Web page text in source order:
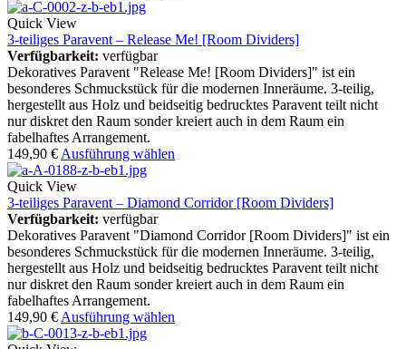
Quick View
3-teiliges Paravent – Release Me! [Room Dividers]
Verfügbarkeit: verfügbar
Dekoratives Paravent "Release Me! [Room Dividers]" ist ein
besonderes Schmuckstück für die modernen Inneräume. 3-teilig,
hergestellt aus Holz und beidseitig bedrucktes Paravent teilt nicht
nur diskret den Raum sonder kreiert auch in dem Raum ein
fabelhaftes Arrangement.
149,90 € Ausführung wählen
Quick View
3-teiliges Paravent – Diamond Corridor [Room Dividers]
Verfügbarkeit: verfügbar
Dekoratives Paravent "Diamond Corridor [Room Dividers]" ist ein
besonderes Schmuckstück für die modernen Inneräume. 3-teilig,
hergestellt aus Holz und beidseitig bedrucktes Paravent teilt nicht
nur diskret den Raum sonder kreiert auch in dem Raum ein
fabelhaftes Arrangement.
149,90 € Ausführung wählen